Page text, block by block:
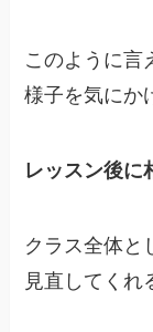
このように言
様子を気にか
レッスン後に
クラス全体と
見直してくれ